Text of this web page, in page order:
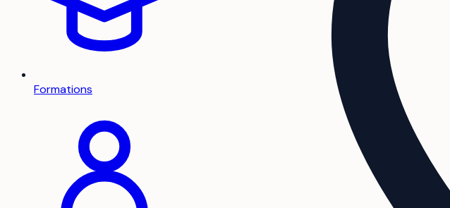
Formations